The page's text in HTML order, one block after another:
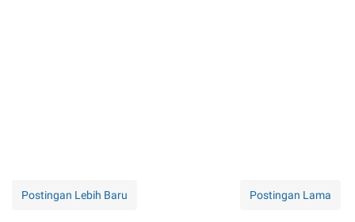
Postingan Lebih Baru Postingan Lama